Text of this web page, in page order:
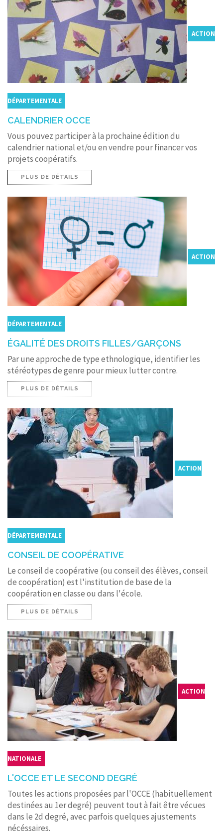
ACTION
DÉPARTEMENTALE
CALENDRIER OCCE
Vous pouvez participer à la prochaine édition du
calendrier national et/ou en vendre pour financer vos
projets coopératifs.
PLUS DE DÉTAILS
ACTION
DÉPARTEMENTALE
ÉGALITÉ DES DROITS FILLES/GARÇONS
Par une approche de type ethnologique, identifier les
stéréotypes de genre pour mieux lutter contre.
PLUS DE DÉTAILS
ACTION
DÉPARTEMENTALE
CONSEIL DE COOPÉRATIVE
Le conseil de coopérative (ou conseil des élèves, conseil
de coopération) est l'institution de base de la
coopération en classe ou dans l'école.
PLUS DE DÉTAILS
ACTION
NATIONALE
L'OCCE ET LE SECOND DEGRÉ
Toutes les actions proposées par l'OCCE (habituellement
destinées au 1er degré) peuvent tout à fait être vécues
dans le 2d degré, avec parfois quelques ajustements
nécéssaires.